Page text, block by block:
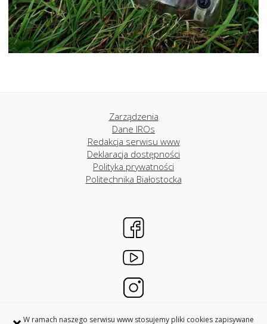
W ramach naszego serwisu www stosujemy pliki cookies zapisywane
Zarządzenia
Dane IROs
Redakcja serwisu www
Deklaracja dostępności
Polityka prywatności
Politechnika Białostocka